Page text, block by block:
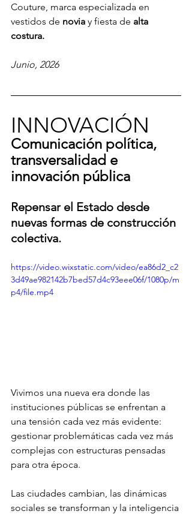
Couture, marca especializada en
vestidos de novia y fiesta de alta
costura.
Junio, 2026
INNOVACIÓN
Comunicación política,
transversalidad e
innovación pública
Repensar el Estado desde
nuevas formas de construcción
colectiva.
https://video.wixstatic.com/video/ea86d2_c2
3d49ae982142b7bed57d4c93eee06f/1080p/m
p4/file.mp4
Vivimos una nueva era donde las
instituciones públicas se enfrentan a
una tensión cada vez más evidente:
gestionar problemáticas cada vez más
complejas con estructuras pensadas
para otra época.
Las ciudades cambian, las dinámicas
sociales se transforman y la inteligencia